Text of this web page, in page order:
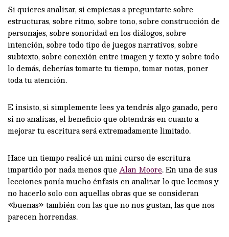
Si quieres analizar, si empiezas a preguntarte sobre
estructuras, sobre ritmo, sobre tono, sobre construcción de
personajes, sobre sonoridad en los diálogos, sobre
intención, sobre todo tipo de juegos narrativos, sobre
subtexto, sobre conexión entre imagen y texto y sobre todo
lo demás, deberías tomarte tu tiempo, tomar notas, poner
toda tu atención.
E insisto, si simplemente lees ya tendrás algo ganado, pero
si no analizas, el beneficio que obtendrás en cuanto a
mejorar tu escritura será extremadamente limitado.
Hace un tiempo realicé un mini curso de escritura
impartido por nada menos que Alan Moore. En una de sus
lecciones ponía mucho énfasis en analizar lo que leemos y
no hacerlo solo con aquellas obras que se consideran
«buenas» también con las que no nos gustan, las que nos
parecen horrendas.